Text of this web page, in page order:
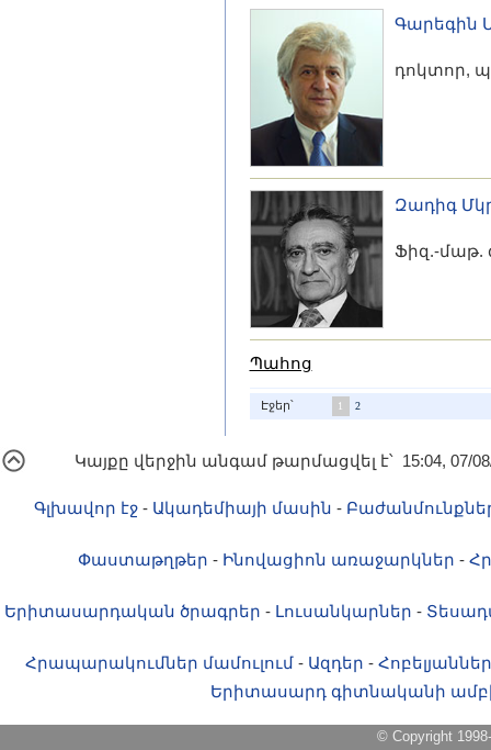
Գարեգին
դոկտոր,
Զադիգ
Ֆիզ.-մաթ.
Պահոց
Էջեր՝ 1 2
Կայքը վերջին անգամ թարմացվել է՝ 15:04, 07/
Գլխավոր էջ - Ակադեմիայի մասին -
Փաստաթղթեր - Ինովացիոն առաջարկներ -
Երիտասարդական ծրագրեր - Լուսանկարներ -
Հրապարակումներ մամուլում- Ազդեր - Հոբելյաններ
Երիտասարդ գիտնականի
© Copyright